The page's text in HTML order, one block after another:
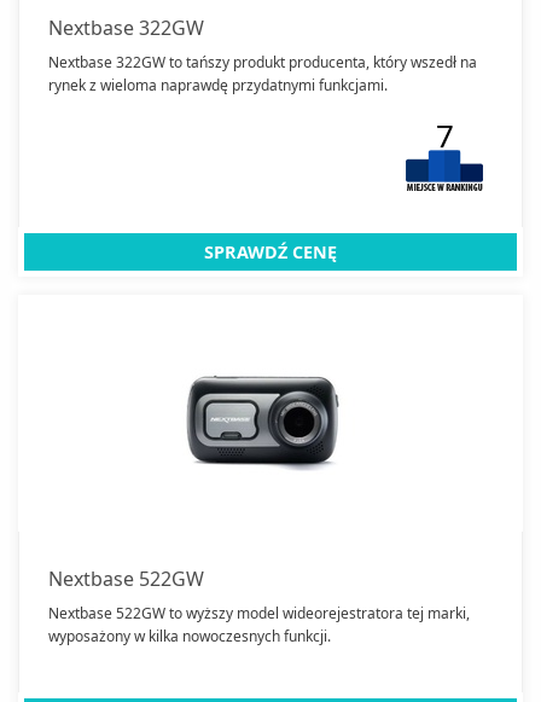
Nextbase 322GW
Nextbase 322GW to tańszy produkt producenta, który wszedł na
rynek z wieloma naprawdę przydatnymi funkcjami.
7
SPRAWDŹ CENĘ
Nextbase 522GW
Nextbase 522GW to wyższy model wideorejestratora tej marki,
wyposażony w kilka nowoczesnych funkcji.